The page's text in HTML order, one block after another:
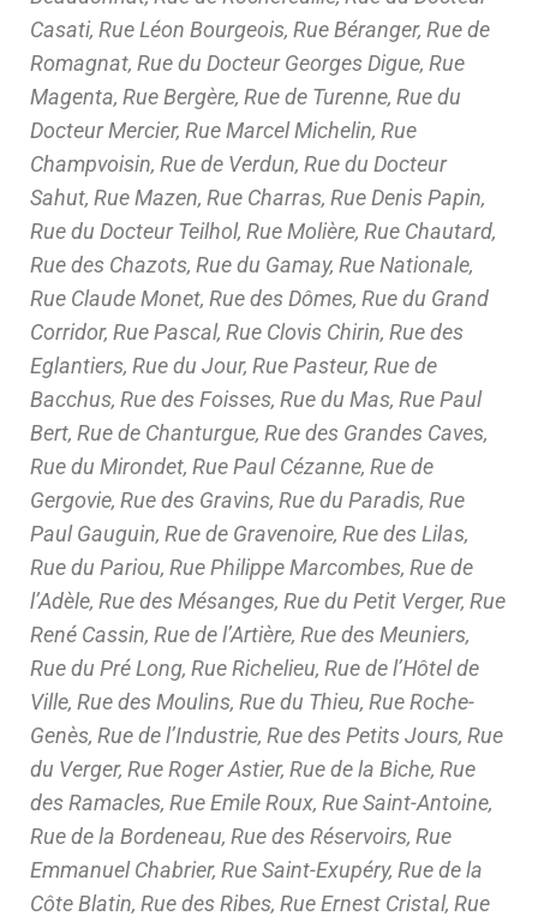
Casati, Rue Léon Bourgeois, Rue Béranger, Rue de
Romagnat, Rue du Docteur Georges Digue, Rue
Magenta, Rue Bergère, Rue de Turenne, Rue du
Docteur Mercier, Rue Marcel Michelin, Rue
Champvoisin, Rue de Verdun, Rue du Docteur
Sahut, Rue Mazen, Rue Charras, Rue Denis Papin,
Rue du Docteur Teilhol, Rue Molière, Rue Chautard,
Rue des Chazots, Rue du Gamay, Rue Nationale,
Rue Claude Monet, Rue des Dômes, Rue du Grand
Corridor, Rue Pascal, Rue Clovis Chirin, Rue des
Eglantiers, Rue du Jour, Rue Pasteur, Rue de
Bacchus, Rue des Foisses, Rue du Mas, Rue Paul
Bert, Rue de Chanturgue, Rue des Grandes Caves,
Rue du Mirondet, Rue Paul Cézanne, Rue de
Gergovie, Rue des Gravins, Rue du Paradis, Rue
Paul Gauguin, Rue de Gravenoire, Rue des Lilas,
Rue du Pariou, Rue Philippe Marcombes, Rue de
l’Adèle, Rue des Mésanges, Rue du Petit Verger, Rue
René Cassin, Rue de l’Artière, Rue des Meuniers,
Rue du Pré Long, Rue Richelieu, Rue de l’Hôtel de
Ville, Rue des Moulins, Rue du Thieu, Rue Roche-
Genès, Rue de l’Industrie, Rue des Petits Jours, Rue
du Verger, Rue Roger Astier, Rue de la Biche, Rue
des Ramacles, Rue Emile Roux, Rue Saint-Antoine,
Rue de la Bordeneau, Rue des Réservoirs, Rue
Emmanuel Chabrier, Rue Saint-Exupéry, Rue de la
Côte Blatin, Rue des Ribes, Rue Ernest Cristal, Rue